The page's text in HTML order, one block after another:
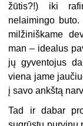
žūtis?!) iki
nelaimingo
milžiniškame
man – idealus
jų gyventojus
viena jame
į savo ankštą
Tad ir dabar